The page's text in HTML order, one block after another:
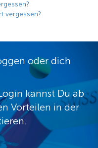
oder dich
kannst Du ab
Vorteilen in der
vergessen?